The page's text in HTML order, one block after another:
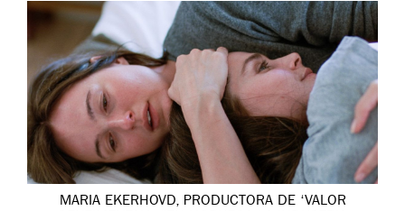
MARIA EKERHOVD, PRODUCTORA DE ‘VALOR